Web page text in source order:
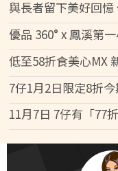
與長者留下美好回憶
優品 360° x 鳳溪第
低至58折食美心MX
7仔1月2日限定8折
11月7日 7仔有「77